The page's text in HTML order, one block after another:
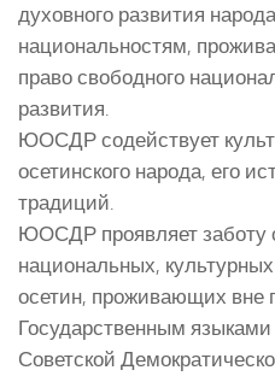
духовного развития
национальностям,
право свободного
развития.
ЮОСДР содействует
осетинского народа, его
традиций.
ЮОСДР проявляет заботу
национальных,
осетин, проживающих вне
Государственным
Советской